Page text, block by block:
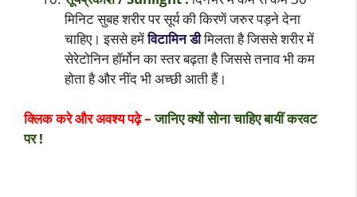
मिनिट सुबह शरीर पर सूर्य की किरणें जरुर पड़ने देना
चाहिए। इससे हमेंविटामिन डीमिलता है जिससे शरीर में
सेरेटोनिन हॉर्मोन का स्तर बढ़ता है जिससे तनाव भी कम
होता है और नींद भी अच्छी आती हैं।
क्लिक करे और अवश्य पढ़े –जानिए क्यों सोना चाहिए बायीं करवट
पर !